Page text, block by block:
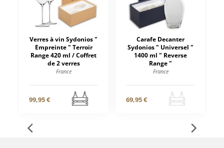
Verres à vin Sydonios "
Empreinte " Terroir
Range 420 ml / Coffret
de 2 verres
France
99,95 €
Carafe Decanter
Sydonios " Universel "
1400 ml " Reverse
Range "
France
69,95 €